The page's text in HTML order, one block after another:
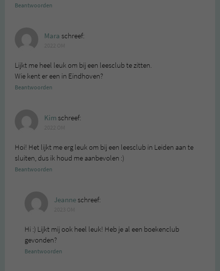
Beantwoorden
Mara schreef:
Lijkt me heel leuk om bij een leesclub te zitten.
Wie kent er een in Eindhoven?
Beantwoorden
Kim schreef:
Hoi! Het lijkt me erg leuk om bij een leesclub in Leiden aan te
sluiten, dus ik houd me aanbevolen :)
Beantwoorden
Jeanneschreef:
Hi :) Lijkt mij ook heel leuk! Heb je al een boekenclub
gevonden?
Beantwoorden